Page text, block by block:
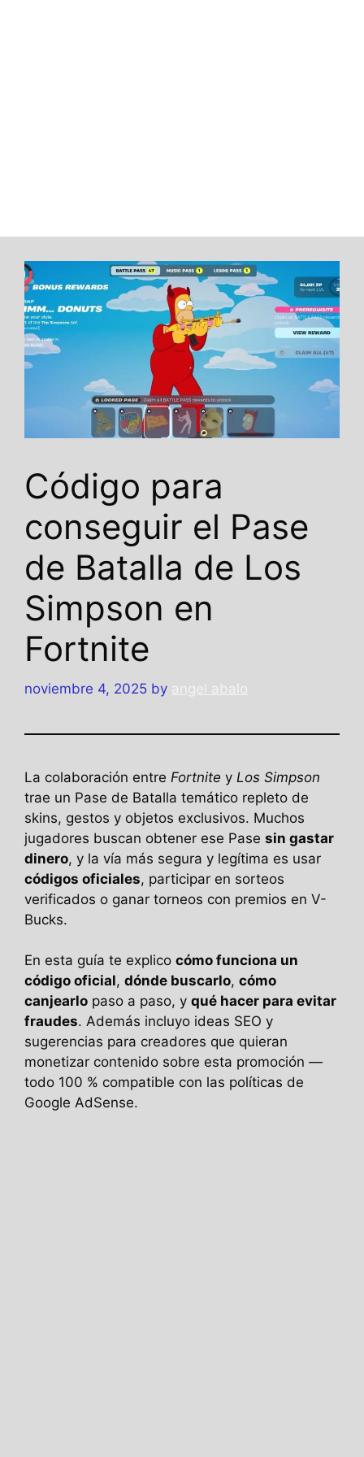
Código para
conseguir el Pase
de Batalla de Los
Simpson en
Fortnite
noviembre 4, 2025 by angel abalo
La colaboración entre Fortnite y Los Simpson
trae un Pase de Batalla temático repleto de
skins, gestos y objetos exclusivos. Muchos
jugadores buscan obtener ese Pase sin gastar
dinero, y la vía más segura y legítima es usar
códigos oficiales, participar en sorteos
verificados o ganar torneos con premios en V-
Bucks.
En esta guía te explico cómo funciona un
código oficial, dónde buscarlo, cómo
canjearlo paso a paso, y qué hacer para evitar
fraudes. Además incluyo ideas SEO y
sugerencias para creadores que quieran
monetizar contenido sobre esta promoción —
todo 100 % compatible con las políticas de
Google AdSense.